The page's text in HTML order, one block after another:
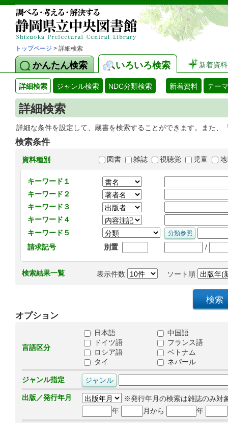
トップページ > 詳細検索
かんたん検索 いろいろ検索 新着資料
詳細検索 ジャンル検索 NDC分類検索 新着資料 テー
詳細検索
詳細な条件を設定して、蔵書を検索することができます。また
検索条件
資料種別 図書 雑誌 視聴覚 児童
キーワード１
キーワード２
キーワード３
キーワード４
キーワード５
請求記号
別置 /
検索結果一覧 表示件数 ソート順
オプション
言語区分
日本語
中国語
ドイツ語
フランス語
ロシア語
ベトナム
タイ
ネパール
ジャンル指定
出版／発行年月
※発行年月の検索は雑誌のみ対
年
月から 年